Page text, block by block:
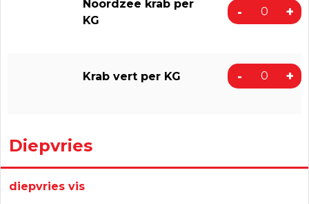
Noordzee krab per
KG
- +
Krab vert per KG - +
Diepvries
diepvries vis